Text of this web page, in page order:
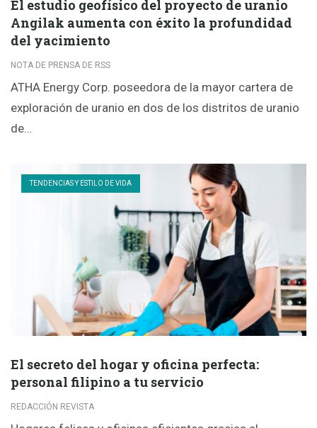
El estudio geofísico del proyecto de uranio
Angilak aumenta con éxito la profundidad
del yacimiento
NOTA DE PRENSA DE RSS
ATHA Energy Corp. poseedora de la mayor cartera de
exploración de uranio en dos de los distritos de uranio
de…
TENDENCIAS Y ESTILO DE VIDA
El secreto del hogar y oficina perfecta:
personal filipino a tu servicio
REDACCIÓN REVISTA